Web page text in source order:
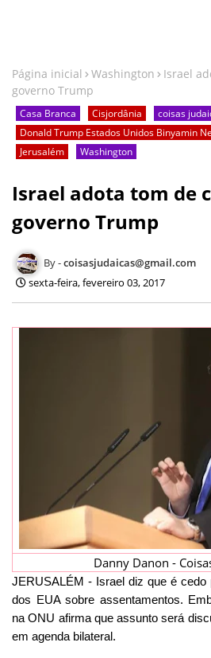
Página inicial Washington
Israel
governo Trump
Casa Branca Cisjordânia
coisas
Donald Trump Estados Unidos Binyamin
Jerusalém
Washington
Israel adota tom de
governo Trump
coisasjudaicas@gmail.com
sexta-feira, fevereiro 03, 2017
Danny Danon -
JERUSALÉM - Israel diz que é cedo
dos EUA sobre assentamentos.
na ONU afirma que assunto será
em agenda bilateral.